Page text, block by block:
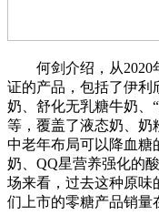
何剑介绍，从2020
证的产品，包括了伊利
奶、舒化无乳糖牛奶、
等，覆盖了液态奶、奶
中老年布局可以降血糖
奶、QQ星营养强化的
场来看，过去这种原味
们上市的零糖产品销量